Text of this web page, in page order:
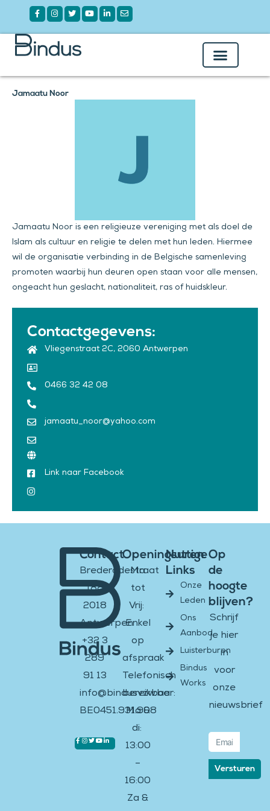
inhoud
Facebook-
f
Instagram
TwitterYoutubeLinkedin-
in
Envelope
Jamaatu Noor
Jamaatu Noor is een religieuze vereniging met als doel de
Islam als cultuur en religie te delen met hun leden. Hiermee
wil de organisatie verbinding in de Belgische samenleving
promoten waarbij hun deuren open staan voor alle mensen,
ongeacht hun geslacht, nationaliteit, ras of huidskleur.
Contactgegevens:
Vliegenstraat 2C, 2060 Antwerpen
0466 32 42 08
jamaatu_noor@yahoo.com
Link naar Facebook
Contact
Brederodestraat
188
2018
Antwerpen
+32 3
289
91 13
info@bindusvzw.be
BE0451.931.908
Facebook-
Instagram
Twitter
Youtube
Linkedin-
in
Openingsuren
Ma
tot
Vrij:
Enkel
op
afspraak
Telefonisch
bereikbaar:
Ma &
di:
13:00
–
16:00
Za &
Nuttige
Links
Onze
Leden
Ons
Aanbod
Luisterburen
Bindus
Works
Op
de
hoogte
blijven?
Schrijf
je hier
in
voor
onze
nieuwsbrief
Email
Versturen